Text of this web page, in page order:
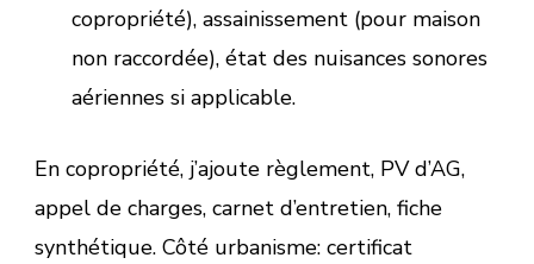
copropriété), assainissement (pour maison
non raccordée), état des nuisances sonores
aériennes si applicable.
En copropriété, j’ajoute règlement, PV d’AG,
appel de charges, carnet d’entretien, fiche
synthétique. Côté urbanisme: certificat